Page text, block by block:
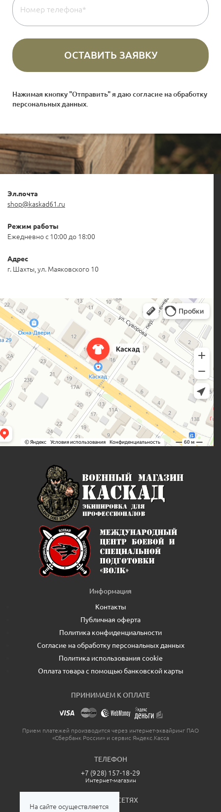
Нажимая кнопку "Отправить" я даю согласие наобработку
персональных данных
Эл.почта
shop@kaskad61.ru
Режим работы
Ежедневно с 10:00 до 18:00
Адрес
г. Шахты, ул. Маяковского 10
Информация
Контакты
Публичная оферта
Политика конфиденциальности
Согласие на обработку персональных данных
Политика использования cookie
Оплата товара с помощью банковской карты
ПРИНИМАЕМ К ОПЛАТЕ
Прием платежей производится через интернет-эквайринг ПАО
«Сбербанк России» и сервис Яндекс.Касса
ТЕЛЕФОН
+7 (928) 157-18-29
Интернет-магазин
МЫ В СОЦСЕТЯХ
На сайте осуществляется